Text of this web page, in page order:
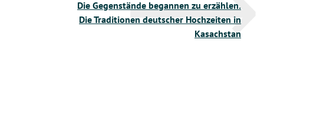
Die Gegenstände begannen zu erzählen.
Die Traditionen deutscher Hochzeiten in
Kasachstan